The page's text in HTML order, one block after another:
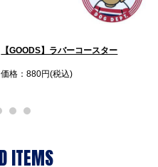
【GOODS】ラバーコースター
価格：880円(税込)